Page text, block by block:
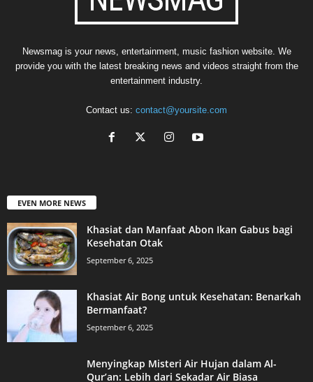
Newsmag is your news, entertainment, music fashion website. We
provide you with the latest breaking news and videos straight from the
entertainment industry.
Contact us: contact@yoursite.com
EVEN MORE NEWS
Khasiat dan Manfaat Abon Ikan Gabus bagi
Kesehatan Otak
September 6, 2025
Khasiat Air Bong untuk Kesehatan: Benarkah
Bermanfaat?
September 6, 2025
Menyingkap Misteri Air Hujan dalam Al-
Qur’an: Lebih dari Sekadar Air Biasa